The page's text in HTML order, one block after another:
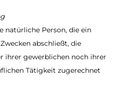
natürliche Person, die ein
abschließt, die
ihrer gewerblichen noch ihrer
Tätigkeit zugerechnet